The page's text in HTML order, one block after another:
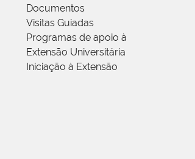
Documentos
Visitas Guiadas
Programas de apoio à
Extensão Universitária
Iniciação à Extensão